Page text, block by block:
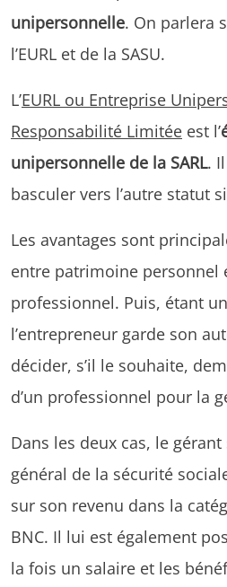
unipersonnelle. On parlera
l’EURL et de la SASU.
L’EURL ou Entreprise
Responsabilité Limitée est l’
unipersonnelle de la SARL.
basculer vers l’autre statut
Les avantages sont
entre patrimoine personnel
professionnel. Puis, étant
l’entrepreneur garde son
décider, s’il le souhaite,
d’un professionnel pour la
Dans les deux cas, le
général de la sécurité
sur son revenu dans la
BNC. Il lui est également
la fois un salaire et les